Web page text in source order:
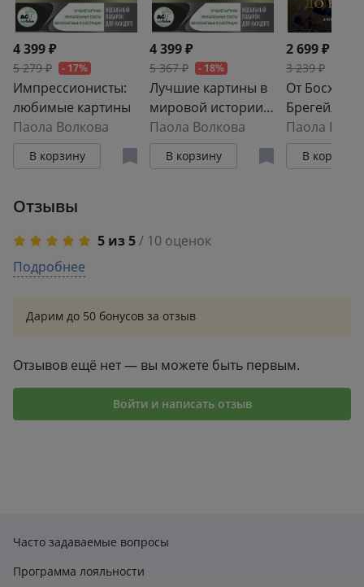
4 399 ₽
5 279 ₽ - 17%
Импрессионисты:
любимые картины
Паола Волкова
В корзину
4 399 ₽
5 367 ₽ - 18%
Лучшие картины в
мировой истории
(футляр)
Паола Волкова
В корзину
2 699 ₽
3 239 ₽
От Босха до
Брегейля.
Любимые
Паола
В корзину
Отзывы
5 из 5/ 10 оценок
5
Подробнее
Дарим до 50 бонусов за отзыв
Отзывов ещё нет — вы можете быть первым.
Войти и написать отзыв
Часто задаваемые вопросы
Программа лояльности